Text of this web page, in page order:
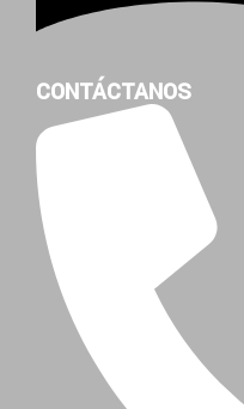
CONTÁCTANOS